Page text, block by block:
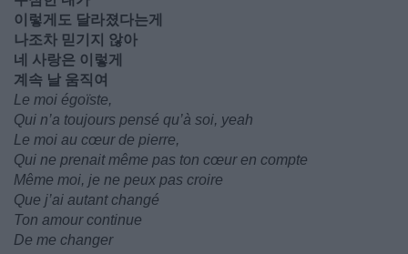
이렇게도 달라졌다는게
나조차 믿기지 않아
네 사랑은 이렇게
계속 날 움직여
Le moi égoïste,
Qui n’a toujours pensé qu’à soi, yeah
Le moi au cœur de pierre,
Qui ne prenait même pas ton cœur en compte
Même moi, je ne peux pas croire
Que j’ai autant changé
Ton amour continue
De me changer